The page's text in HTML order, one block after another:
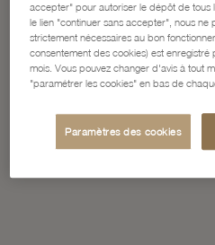
accepter" pour autoriser le dépôt de tous
le lien "continuer sans accepter", nous
strictement nécessaires au bon
consentement des cookies) est
mois. Vous pouvez changer d'avis à tout
"paramétrer les cookies" en bas de
Paramètres des cookies